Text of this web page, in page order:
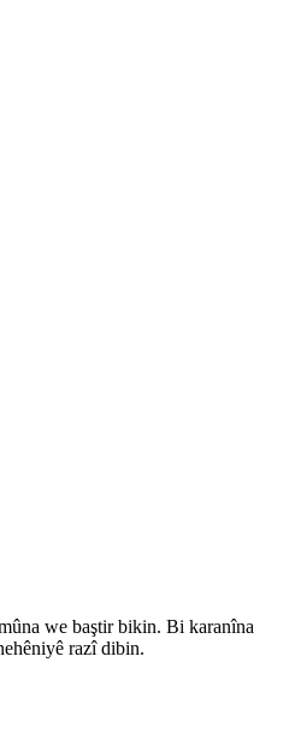
we baştir bikin. Bi karanîna
razî dibin.